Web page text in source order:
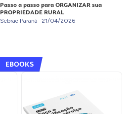
Passo a passo para ORGANIZAR sua
PROPRIEDADE RURAL
Sebrae Paraná 21/04/2026
EBOOKS